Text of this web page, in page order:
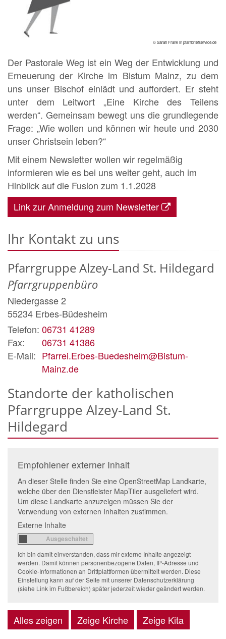
© Sarah Frank in pfarrbriefservice.de
Der Pastorale Weg ist ein Weg der Entwicklung und
Erneuerung der Kirche im Bistum Mainz, zu dem
uns unser Bischof einlädt und auffordert. Er steht
unter dem Leitwort „Eine Kirche des Teilens
werden“. Gemeinsam bewegt uns die grundlegende
Frage: „Wie wollen und können wir heute und 2030
unser Christsein leben?“
Mit einem Newsletter wollen wir regelmäßig
informieren wie es bei uns weiter geht, auch im
Hinblick auf die Fusion zum 1.1.2028
Link zur Anmeldung zum Newsletter
Ihr Kontakt zu uns
Pfarrgruppe Alzey-Land St. Hildegard
Pfarrgruppenbüro
Niedergasse 2
55234 Erbes-Büdesheim
Telefon: 06731 41289
Fax:
06731 41386
E-Mail: Pfarrei.Erbes-Buedesheim@Bistum-
Mainz.de
Standorte der katholischen
Pfarrgruppe Alzey-Land St.
Hildegard
Empfohlener externer Inhalt
An dieser Stelle finden Sie eine OpenStreetMap Landkarte,
welche über den Dienstleister MapTiler ausgeliefert wird.
Um diese Landkarte anzuzeigen müssen Sie der
Verwendung von externen Inhalten zustimmen.
Externe Inhalte
Ich bin damit einverstanden, dass mir externe Inhalte angezeigt
werden. Damit können personenbezogene Daten, IP-Adresse und
Cookie-Informationen an Drittplattformen übermittelt werden. Diese
Einstellung kann auf der Seite mit unserer Datenschutzerklärung
(siehe Link im Fußbereich) später jederzeit wieder geändert werden.
Alles zeigen Zeige Kirche Zeige Kita